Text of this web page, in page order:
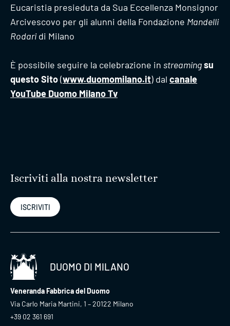
Eucaristia presieduta da Sua Eccellenza Monsignor
Arcivescovo per gli alunni della Fondazione Mandelli
Rodaridi Milano
È possibile seguire la celebrazione in streamingsu
questo Sito(www.duomomilano.it) dal canale
YouTube Duomo Milano Tv
Iscriviti alla nostra newsletter
ISCRIVITI
DUOMO DI MILANO
Veneranda Fabbrica del Duomo
Via Carlo Maria Martini, 1 – 20122 Milano
+39 02 361 691